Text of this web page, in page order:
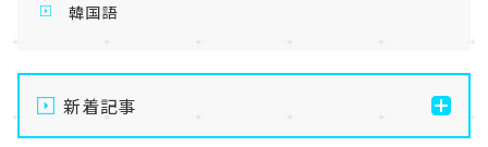
韓国語
新着記事